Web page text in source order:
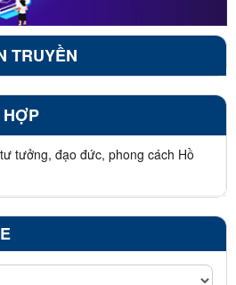
TRUYỀN
tưởng, đạo đức, phong cách Hồ